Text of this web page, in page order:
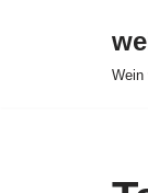
Wein